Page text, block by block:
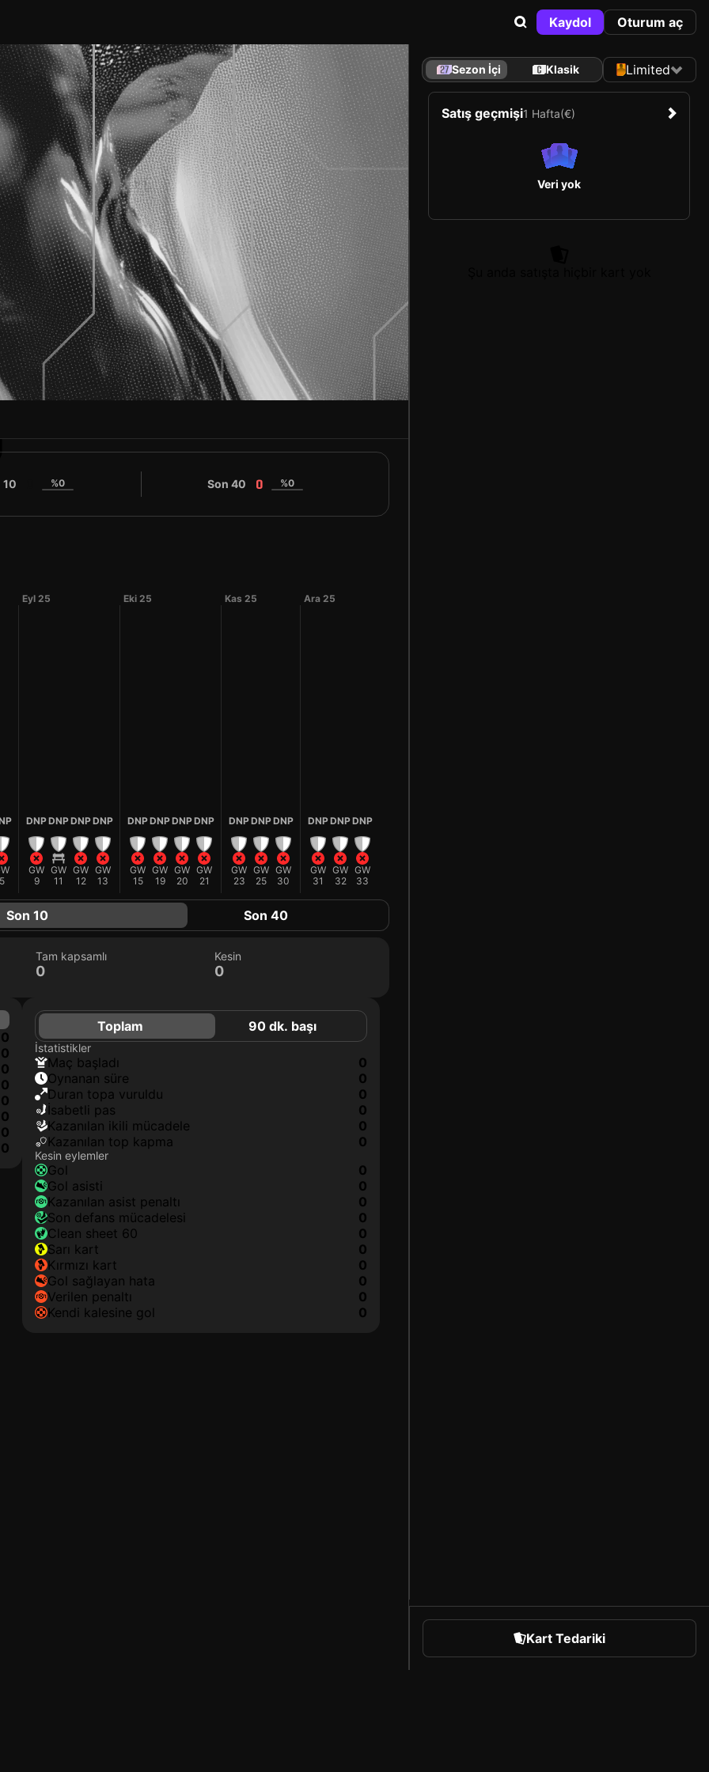
Kaydol Oturum aç
10 %0 Son 40 0 %0
Eyl 25
DNP
GW
9
DNP
GW
11
DNP
GW
12
DNP
GW
13
Eki 25
DNP
GW
15
DNP
GW
19
DNP
GW
20
DNP
GW
21
Kas 25
DNP
GW
23
DNP
GW
25
DNP
GW
30
Ara 25
DNP
GW
31
DNP
GW
32
DNP
GW
33
Son 10 Son 40
Tam kapsamlı
0
Kesin
0
0
0
0
0
0
0
0
Toplam 90 dk. başı
İstatistikler
maç başladı
0
oynanan süre
0
duran topa vuruldu
0
isabetli pas
0
kazanılan ikili mücadele
0
kazanılan top kapma
0
Kesin eylemler
gol
0
gol asisti
0
kazanılan asist penaltı
0
son defans mücadelesi
0
clean sheet 60
0
sarı kart
0
kırmızı kart
0
gol sağlayan hata
0
verilen penaltı
0
kendi kalesine gol
0
Sezon İçi Klasik Limited
Satış geçmişi1 Hafta(€)
Veri yok
Kart Tedariki